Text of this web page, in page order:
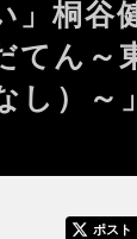
」桐谷
てん～
し）～
ポスト